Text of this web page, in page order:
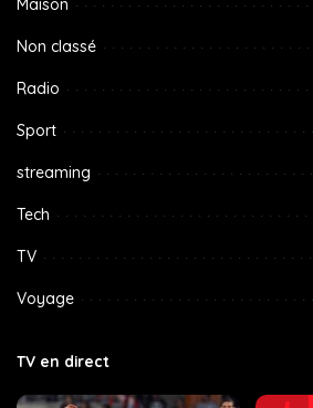
Maison
Non classé
Radio
Sport
streaming
Tech
TV
Voyage
TV en direct